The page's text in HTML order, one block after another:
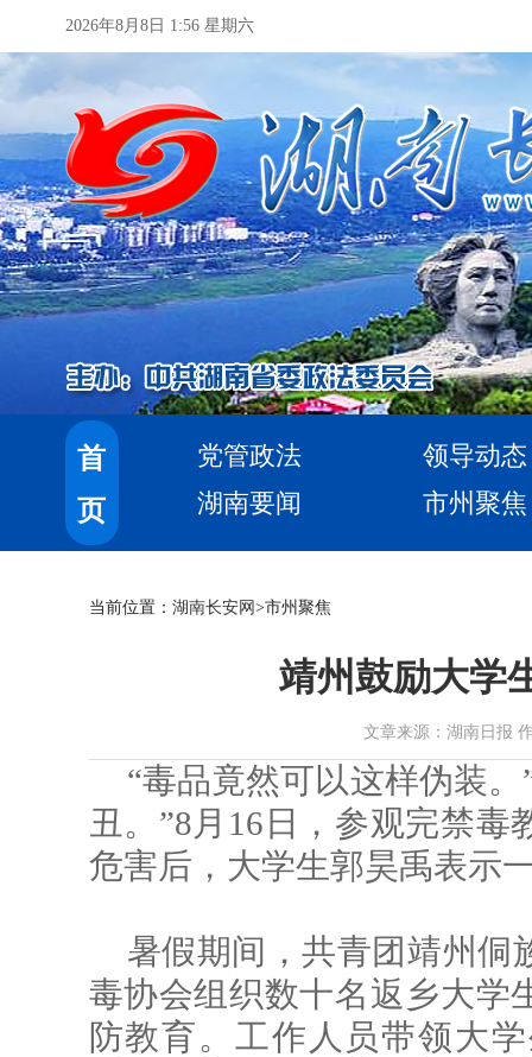
2026年8月8日 1:56 星期六
首
页
党管政法
领导动态
湖南要闻
市州聚焦
当前位置： 湖南长安网 >市州聚焦
靖州鼓励大学
文章来源：湖南日报
“毒品竟然可以这样伪装
丑。”8月16日，参观完禁
危害后，大学生郭昊禹表示
暑假期间，共青团靖州侗
毒协会组织数十名返乡大学
防教育。工作人员带领大